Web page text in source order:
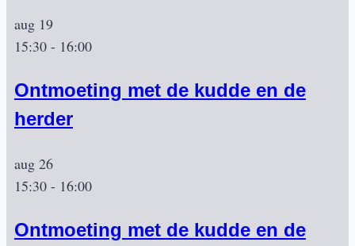
aug 19
15:30 - 16:00
Ontmoeting met de kudde en de
herder
aug 26
15:30 - 16:00
Ontmoeting met de kudde en de